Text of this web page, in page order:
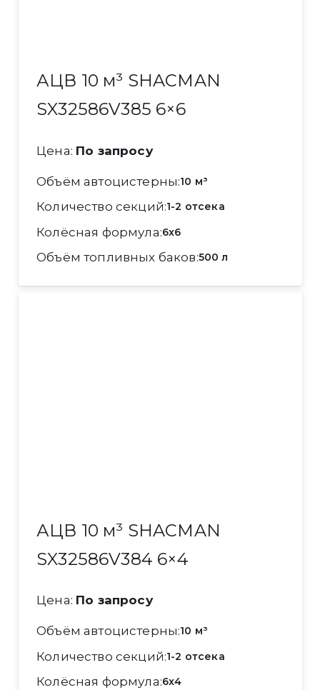
АЦВ 10 м³ SHACMAN
SX32586V385 6×6
Цена: По запросу
Объём автоцистерны 10 м³
Количество секций 1-2 отсека
Колёсная формула 6x6
Объём топливных баков 500 л
АЦВ 10 м³ SHACMAN
SX32586V384 6×4
Цена: По запросу
Объём автоцистерны 10 м³
Количество секций 1-2 отсека
Колёсная формула 6x4